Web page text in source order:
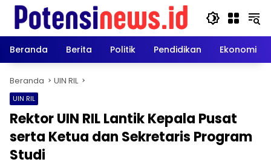
Langsung
konten
Beranda
Berita Politik Pendidikan Ekonomi
Beranda UIN RIL
UIN RIL
Rektor UIN RIL Lantik Kepala Pusat
serta Ketua dan Sekretaris Program
Studi